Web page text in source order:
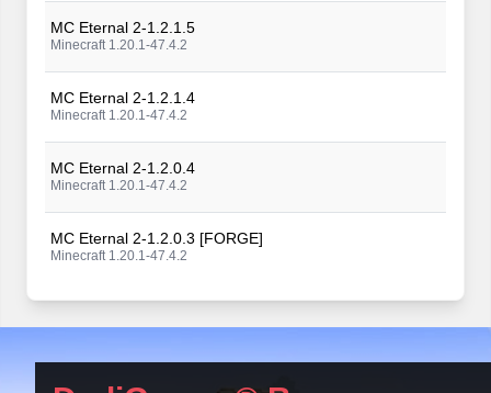
MC Eternal 2-1.2.1.5
Minecraft 1.20.1-47.4.2
MC Eternal 2-1.2.1.4
Minecraft 1.20.1-47.4.2
MC Eternal 2-1.2.0.4
Minecraft 1.20.1-47.4.2
MC Eternal 2-1.2.0.3 [FORGE]
Minecraft 1.20.1-47.4.2
Minecraft 1.20.1-47.4.2